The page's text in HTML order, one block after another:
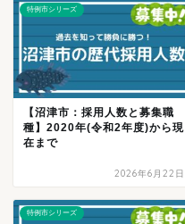
特例市シリーズ
【沼津市：採用人数と募集職
種】2020年(令和2年度)から現
在まで
2026年6月22日
特例市シリーズ